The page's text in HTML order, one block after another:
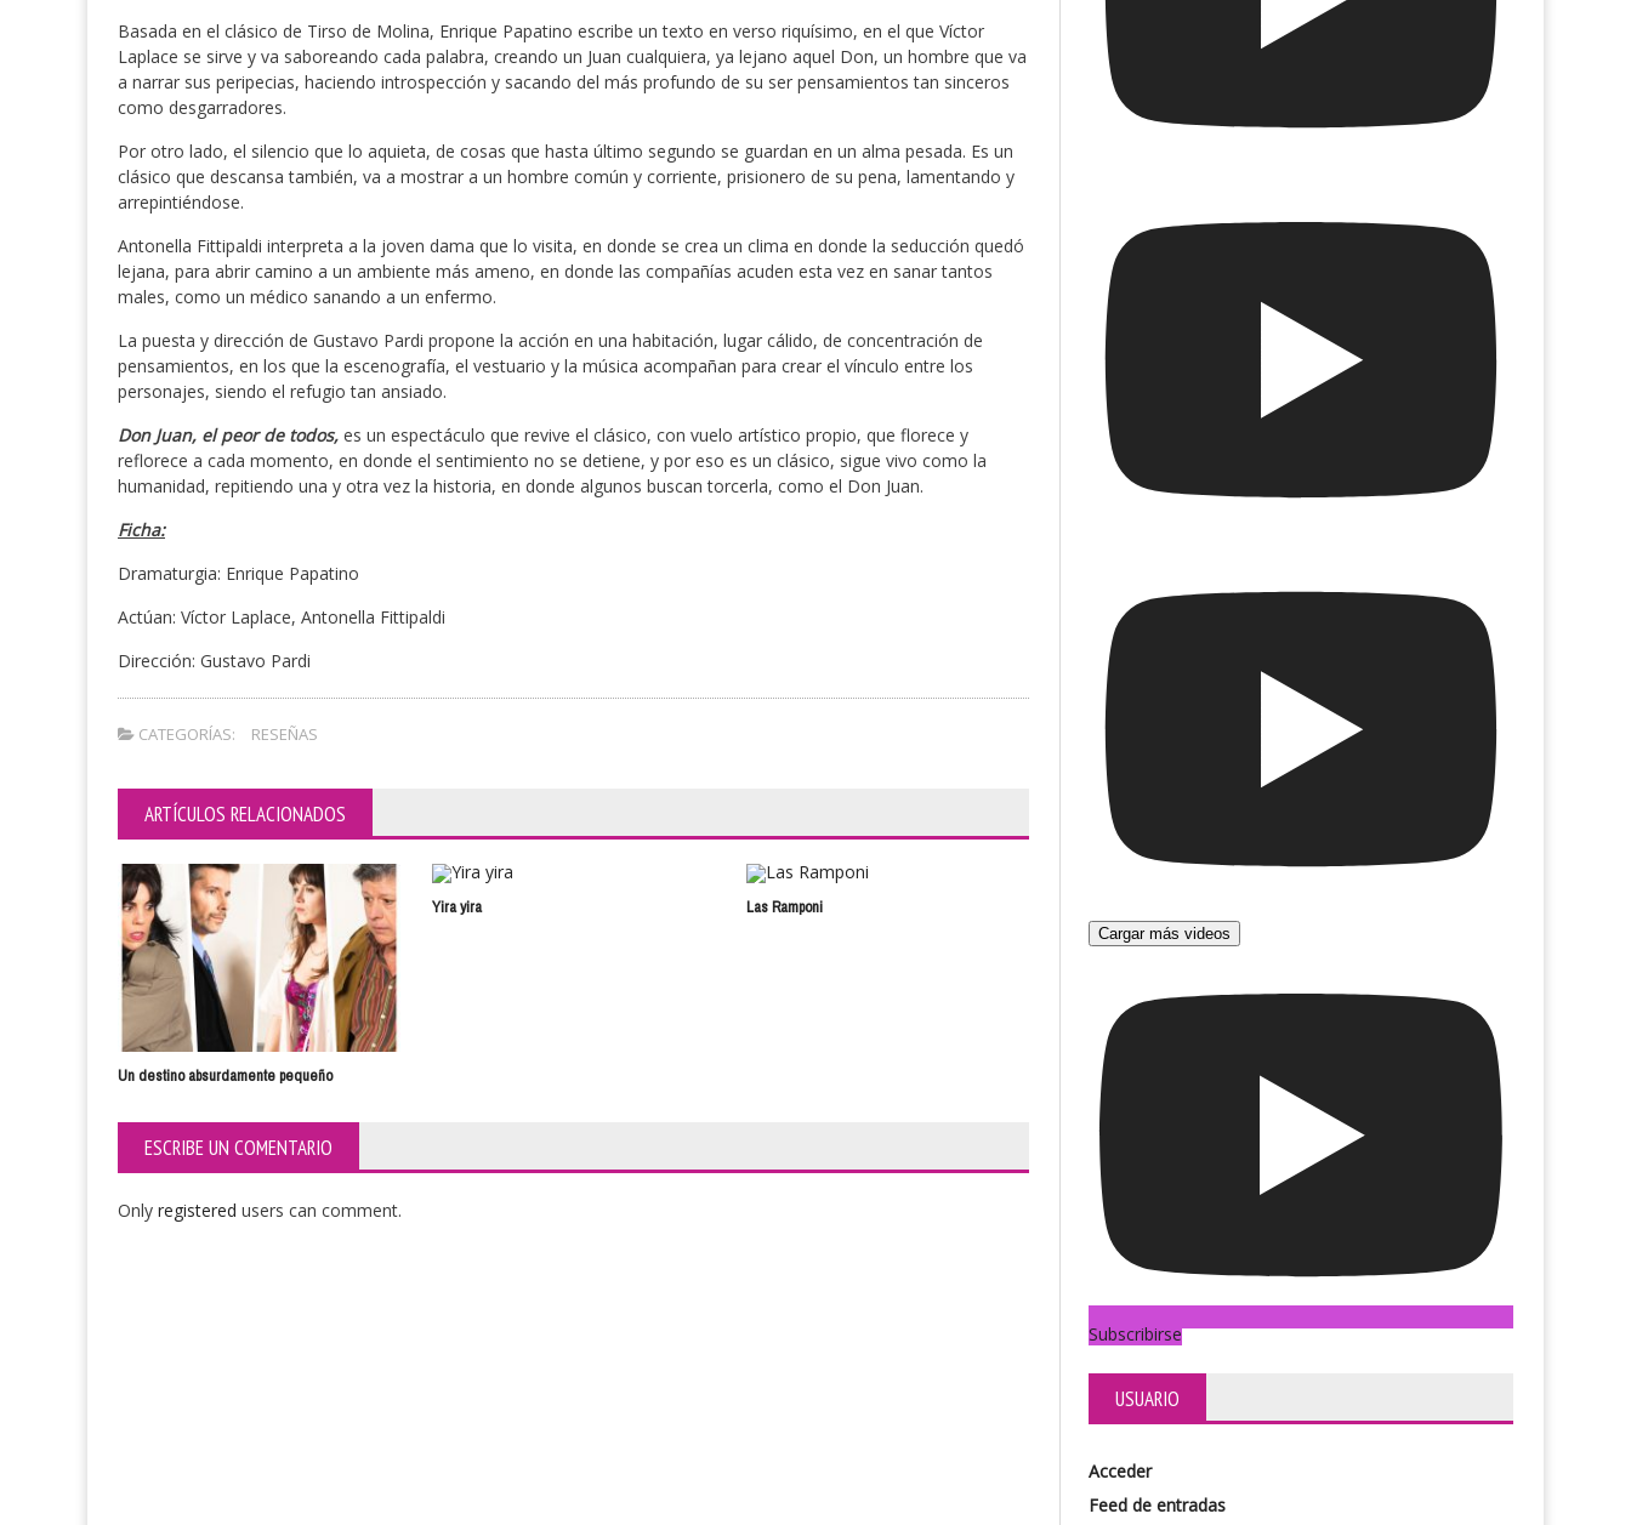
Basada en el clásico de Tirso de Molina, Enrique Papatino escribe un texto en verso riquísimo, en el que Víctor
Laplace se sirve y va saboreando cada palabra, creando un Juan cualquiera, ya lejano aquel Don, un hombre que va
a narrar sus peripecias, haciendo introspección y sacando del más profundo de su ser pensamientos tan sinceros
como desgarradores.
Por otro lado, el silencio que lo aquieta, de cosas que hasta último segundo se guardan en un alma pesada. Es un
clásico que descansa también, va a mostrar a un hombre común y corriente, prisionero de su pena, lamentando y
arrepintiéndose.
Antonella Fittipaldi interpreta a la joven dama que lo visita, en donde se crea un clima en donde la seducción quedó
lejana, para abrir camino a un ambiente más ameno, en donde las compañías acuden esta vez en sanar tantos
males, como un médico sanando a un enfermo.
La puesta y dirección de Gustavo Pardi propone la acción en una habitación, lugar cálido, de concentración de
pensamientos, en los que la escenografía, el vestuario y la música acompañan para crear el vínculo entre los
personajes, siendo el refugio tan ansiado.
Don Juan, el peor de todos, es un espectáculo que revive el clásico, con vuelo artístico propio, que florece y
reflorece a cada momento, en donde el sentimiento no se detiene, y por eso es un clásico, sigue vivo como la
humanidad, repitiendo una y otra vez la historia, en donde algunos buscan torcerla, como el Don Juan.
Ficha:
Dramaturgia: Enrique Papatino
Actúan: Víctor Laplace, Antonella Fittipaldi
Dirección: Gustavo Pardi
CATEGORÍAS: RESEÑAS
ARTÍCULOS RELACIONADOS
Un destino absurdamente pequeño
Yira yira Las Ramponi
Tierra seca
ESCRIBE UN COMENTARIO
Only registered users can comment.
Cargar más videos
Subscribirse
USUARIO
Acceder
Feed de entradas